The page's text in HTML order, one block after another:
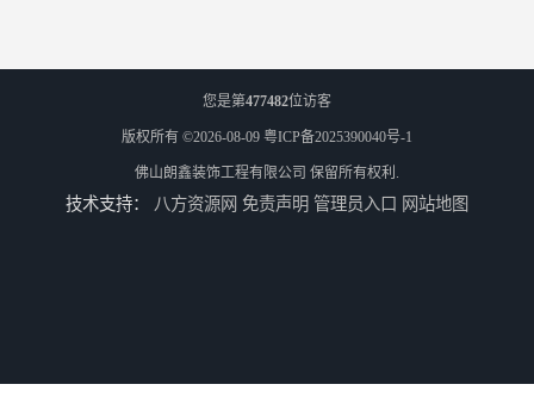
您是第477482位访客
版权所有 ©2026-08-09 粤ICP备2025390040号-1
佛山朗鑫装饰工程有限公司 保留所有权利.
技术支持： 八方资源网 免责声明 管理员入口 网站地图